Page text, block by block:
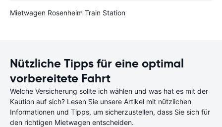
Mietwagen Rosenheim Train Station
Nützliche Tipps für eine optimal
vorbereitete Fahrt
Welche Versicherung sollte ich wählen und was hat es mit der
Kaution auf sich? Lesen Sie unsere Artikel mit nützlichen
Informationen und Tipps, um sicherzustellen, dass Sie sich für
den richtigen Mietwagen entscheiden.